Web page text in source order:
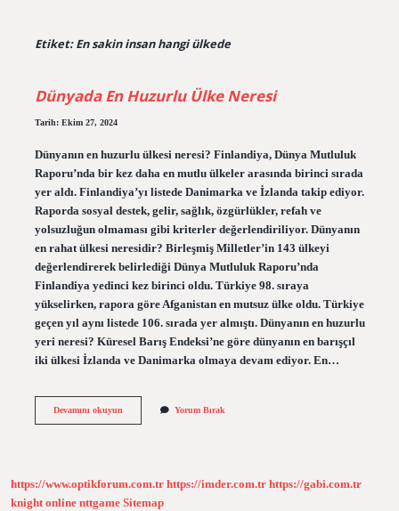
Etiket:En sakin insan hangi ülkede
Dünyada En Huzurlu Ülke Neresi
Tarih: Ekim 27, 2024
Dünyanın en huzurlu ülkesi neresi? Finlandiya, Dünya Mutluluk
Raporu’nda bir kez daha en mutlu ülkeler arasında birinci sırada
yer aldı. Finlandiya’yı listede Danimarka ve İzlanda takip ediyor.
Raporda sosyal destek, gelir, sağlık, özgürlükler, refah ve
yolsuzluğun olmaması gibi kriterler değerlendiriliyor. Dünyanın
en rahat ülkesi neresidir? Birleşmiş Milletler’in 143 ülkeyi
değerlendirerek belirlediği Dünya Mutluluk Raporu’nda
Finlandiya yedinci kez birinci oldu. Türkiye 98. sıraya
yükselirken, rapora göre Afganistan en mutsuz ülke oldu. Türkiye
geçen yıl aynı listede 106. sırada yer almıştı. Dünyanın en huzurlu
yeri neresi? Küresel Barış Endeksi’ne göre dünyanın en barışçıl
iki ülkesi İzlanda ve Danimarka olmaya devam ediyor. En…
Devamını okuyunDünyada
Yorum Bırak
https://www.optikforum.com.tr https://imder.com.tr https://gabi.com.tr
knight online nttgame Sitemap